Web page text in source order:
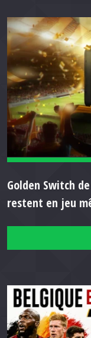
Golden Switch
restent en jeu